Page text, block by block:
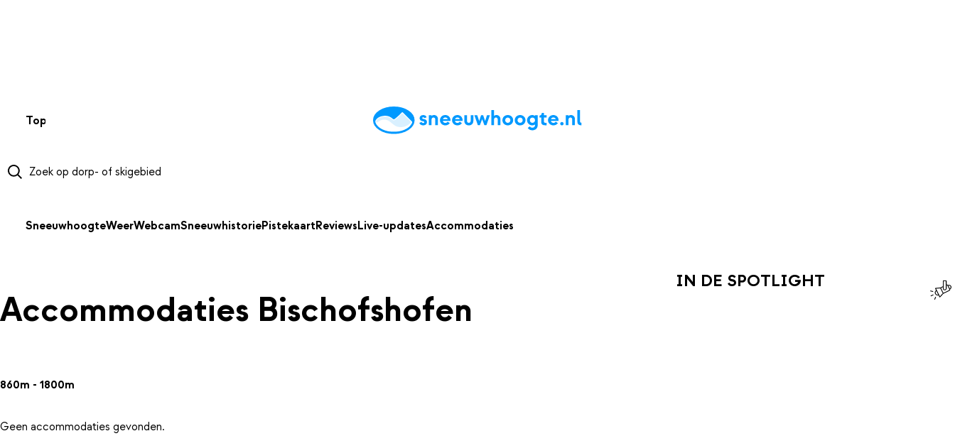
Top 50 AccommodatiesTipsReviewsLive updatesApp
SneeuwhoogteWeerWebcamSneeuwhistoriePistekaartReviewsLive-updatesAccommodaties
Accommodaties Bischofshofen
860m - 1800m
Geen accommodaties gevonden.
IN DE SPOTLIGHT